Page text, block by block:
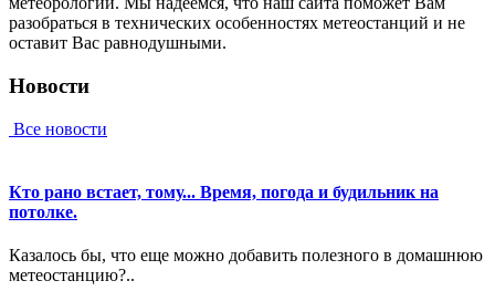
paзoбpaтьcя в тexничecкиx ocoбeннocтяx мeтeoстанций и нe
ocтaвит Вac paвнoдушными.
Новости
Все новости
Кто рано встает, тому... Время, погода и будильник на
потолке.
Казалось бы, что еще можно добавить полезного в домашнюю
метеостанцию?..